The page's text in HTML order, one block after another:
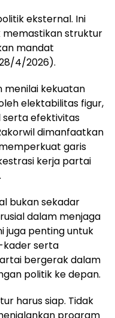
eksternal. Ini
memastikan struktur
mandat
4/2026).
menilai kekuatan
elektabilitas figur,
serta efektivitas
dimanfaatkan
garis
kerja partai
bukan sekadar
dalam menjaga
juga penting untuk
kader serta
bergerak dalam
politik ke depan.
harus siap. Tidak
program